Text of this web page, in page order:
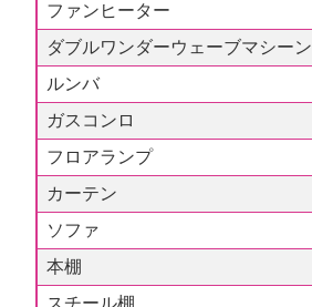
ファンヒーター
ダブルワンダーウェーブマシーン
ルンバ
ガスコンロ
フロアランプ
カーテン
ソファ
本棚